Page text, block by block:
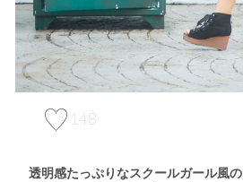
148
透明感たっぷりなスクールガール風の